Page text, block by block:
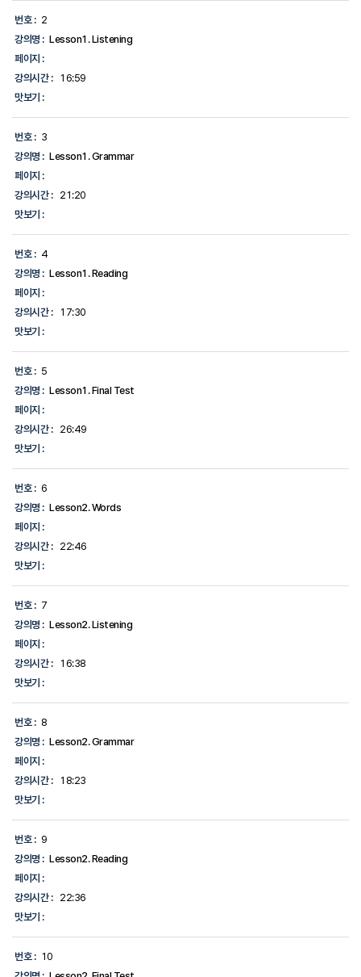
대
한
보
를
공
다.
번호 : 2
강의명 : Lesson1. Listening
페이지 :
강의시간 :
16:59
맛보기 :
번호 : 3
강의명 : Lesson1. Grammar
페이지 :
강의시간 :
21:20
맛보기 :
번호 : 4
강의명 : Lesson1. Reading
페이지 :
강의시간 :
17:30
맛보기 :
번호 : 5
강의명 : Lesson1. Final Test
페이지 :
강의시간 :
26:49
맛보기 :
번호 : 6
강의명 : Lesson2. Words
페이지 :
강의시간 :
22:46
맛보기 :
번호 : 7
강의명 : Lesson2. Listening
페이지 :
강의시간 :
16:38
맛보기 :
번호 : 8
강의명 : Lesson2. Grammar
페이지 :
강의시간 :
18:23
맛보기 :
번호 : 9
강의명 : Lesson2. Reading
페이지 :
강의시간 :
22:36
맛보기 :
번호 : 10